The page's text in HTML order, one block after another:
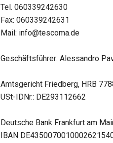
Tel. 060339242630
Fax: 060339242631
Mail: info@tescoma.de
Geschäftsführer: Alessandro
Amtsgericht Friedberg, HRB
USt-IDNr.: DE293112662
Deutsche Bank Frankfurt am
IBAN